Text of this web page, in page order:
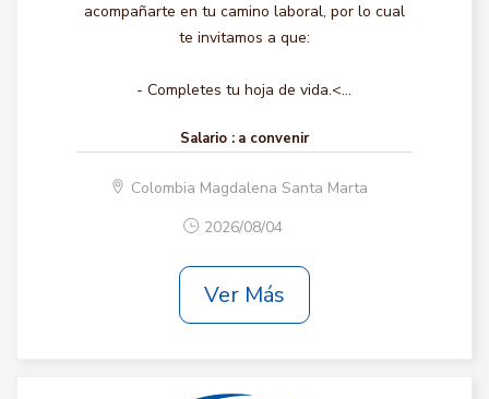
acompañarte en tu camino laboral, por lo cual
te invitamos a que:
- Completes tu hoja de vida.<...
Salario : a convenir
Colombia Magdalena Santa Marta
2026/08/04
Ver Más